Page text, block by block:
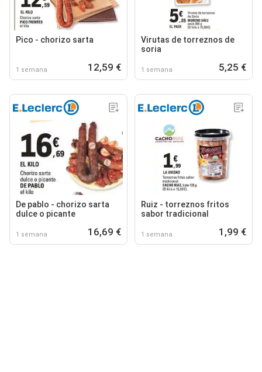
Pico - chorizo sarta
1 semana 12,59 €
Virutas de torreznos de
soria
1 semana 5,25 €
De pablo - chorizo sarta
dulce o picante
1 semana 16,69 €
Ruiz - torreznos fritos
sabor tradicional
1 semana 1,99 €